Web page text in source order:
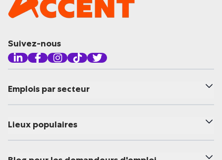
Suivez-nous
Emplois par secteur
Lieux populaires